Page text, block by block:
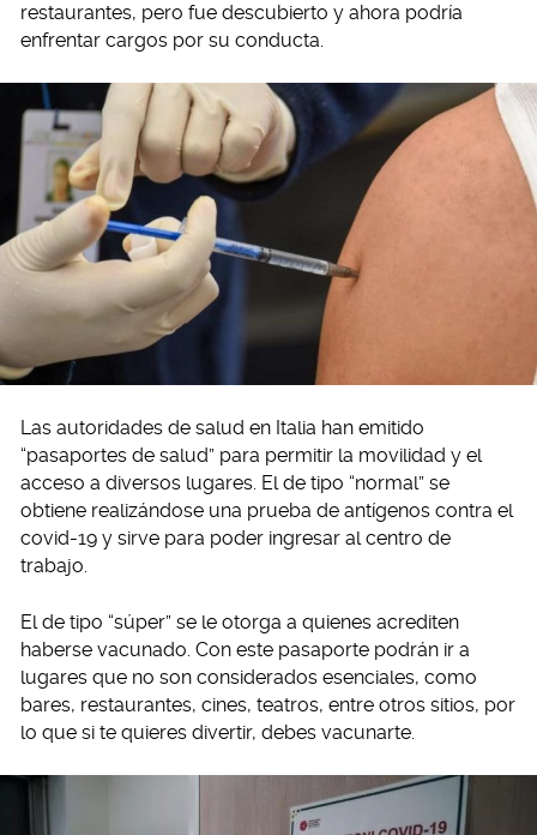
restaurantes, pero fue descubierto y ahora podría
enfrentar cargos por su conducta.
Las autoridades de salud en Italia han emitido
“pasaportes de salud” para permitir la movilidad y el
acceso a diversos lugares. El de tipo “normal” se
obtiene realizándose una prueba de antígenos contra el
covid-19 y sirve para poder ingresar al centro de
trabajo.
El de tipo “súper” se le otorga a quienes acrediten
haberse vacunado. Con este pasaporte podrán ir a
lugares que no son considerados esenciales, como
bares, restaurantes, cines, teatros, entre otros sitios, por
lo que si te quieres divertir, debes vacunarte.